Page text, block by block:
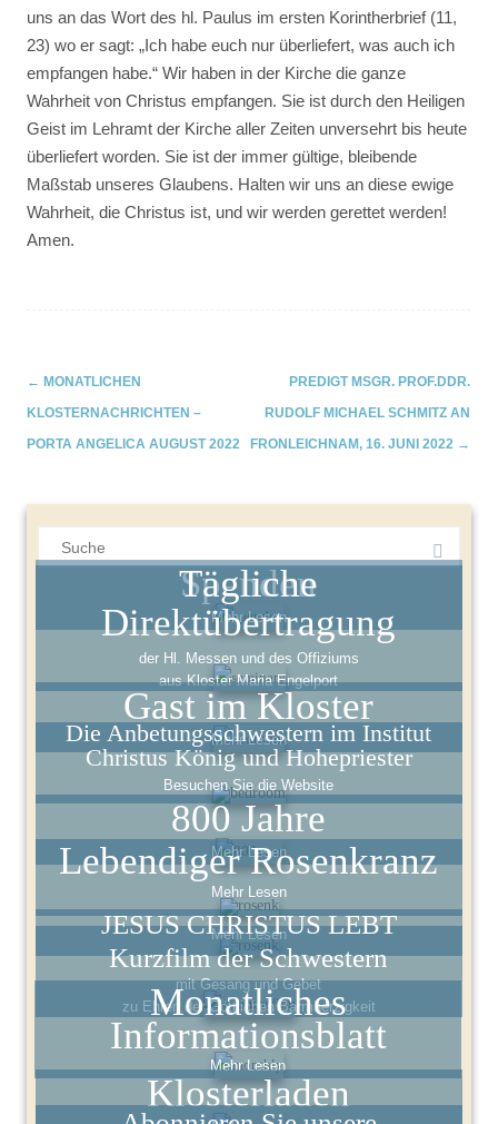
uns an das Wort des hl. Paulus im ersten Korintherbrief (11,
23) wo er sagt: „Ich habe euch nur überliefert, was auch ich
empfangen habe.“ Wir haben in der Kirche die ganze
Wahrheit von Christus empfangen. Sie ist durch den Heiligen
Geist im Lehramt der Kirche aller Zeiten unversehrt bis heute
überliefert worden. Sie ist der immer gültige, bleibende
Maßstab unseres Glaubens. Halten wir uns an diese ewige
Wahrheit, die Christus ist, und wir werden gerettet werden!
Amen.
Navigation
← MONATLICHEN
KLOSTERNACHRICHTEN –
PORTA ANGELICA AUGUST 2022
PREDIGT MSGR. PROF.DDR.
RUDOLF MICHAEL SCHMITZ AN
FRONLEICHNAM, 16. JUNI 2022 →
Spenden
Mehr Lesen
Tägliche
Direktübertragung
der Hl. Messen und des Offiziums
aus Kloster Maria Engelport
Gast im Kloster
Mehr Lesen
Die Anbetungsschwestern im Institut
Christus König und Hohepriester
Besuchen Sie die Website
800 Jahre
Mehr Lesen
Lebendiger Rosenkranz
Mehr Lesen
Mehr Lesen
JESUS CHRISTUS LEBT
Kurzfilm der Schwestern
mit Gesang und Gebet
zu Ehren der Göttlichen Barmherzigkeit
Monatliches
Informationsblatt
Mehr Lesen
Klosterladen